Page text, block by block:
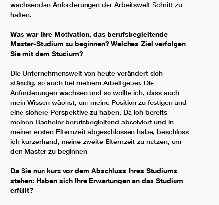
wachsenden Anforderungen der Arbeitswelt Schritt zu
halten.
Was war Ihre Motivation, das berufsbegleitende
Master-Studium zu beginnen? Welches Ziel verfolgen
Sie mit dem Studium?
Die Unternehmenswelt von heute verändert sich
ständig, so auch bei meinem Arbeitgeber. Die
Anforderungen wachsen und so wollte ich, dass auch
mein Wissen wächst, um meine Position zu festigen und
eine sichere Perspektive zu haben. Da ich bereits
meinen Bachelor berufsbegleitend absolviert und in
meiner ersten Elternzeit abgeschlossen habe, beschloss
ich kurzerhand, meine zweite Elternzeit zu nutzen, um
den Master zu beginnen.
Da Sie nun kurz vor dem Abschluss Ihres Studiums
stehen: Haben sich Ihre Erwartungen an das Studium
erfüllt?